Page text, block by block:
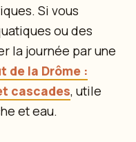
Si vous
ou des
la journée par une
de la Drôme :
cascades, utile
et eau.